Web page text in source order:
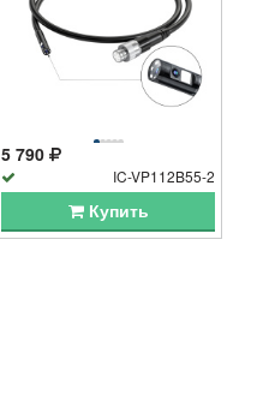
5 790
IC-VP112B55-2
Купить